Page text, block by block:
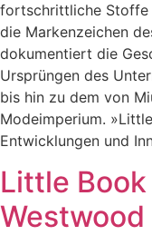
fortschrittliche Stoffe
die Markenzeichen
dokumentiert die
Ursprüngen des
bis hin zu dem von
Modeimperium.
Entwicklungen und
Little
Westwood